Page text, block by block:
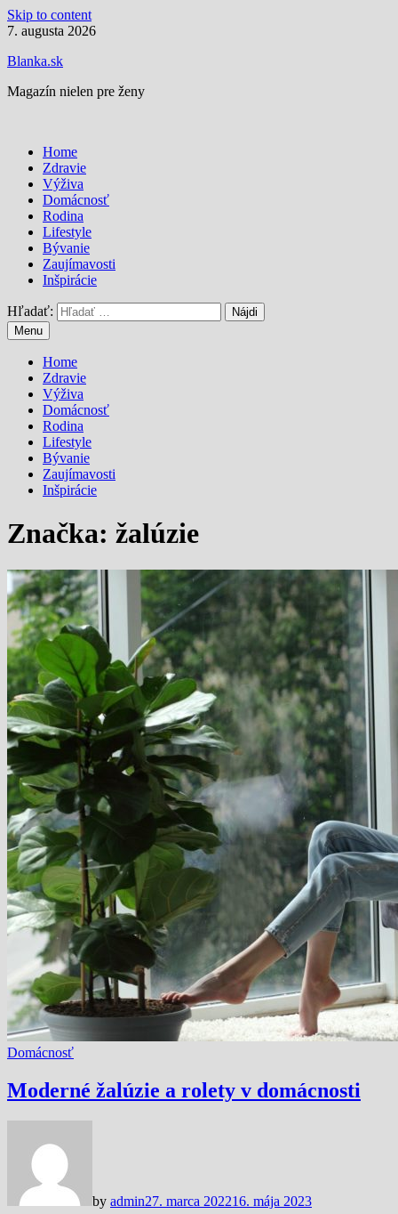
Skip to content
7. augusta 2026
Blanka.sk
Magazín nielen pre ženy
Home
Zdravie
Výživa
Domácnosť
Rodina
Lifestyle
Bývanie
Zaujímavosti
Inšpirácie
Hľadať:
Menu
Home
Zdravie
Výživa
Domácnosť
Rodina
Lifestyle
Bývanie
Zaujímavosti
Inšpirácie
Značka: žalúzie
Domácnosť
Moderné žalúzie a rolety v domácnosti
by admin27. marca 202216. mája 2023